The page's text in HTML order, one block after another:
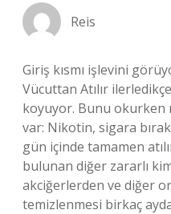
Reis
Giriş kısmı işlevini
Vücuttan Atılır
koyuyor. Bunu okurken
var: Nikotin, sigara
gün içinde tamamen
bulunan diğer zararlı
akciğerlerden ve diğer
temizlenmesi birkaç